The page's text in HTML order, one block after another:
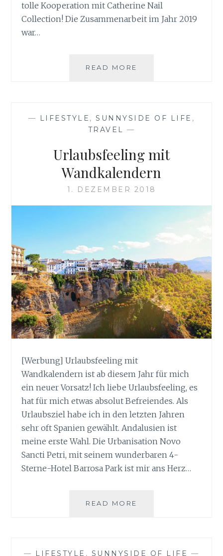
tolle Kooperation mit Catherine Nail
Collection! Die Zusammenarbeit im Jahr 2019
war…
READ MORE
3
— LIFESTYLE ,SUNNYSIDE OF LIFE ,
TRAVEL —
Urlaubsfeeling mit
Wandkalendern
1. DEZEMBER 2018
[Werbung] Urlaubsfeeling mit
Wandkalendern ist ab diesem Jahr für mich
ein neuer Vorsatz! Ich liebe Urlaubsfeeling, es
hat für mich etwas absolut Befreiendes. Als
Urlaubsziel habe ich in den letzten Jahren
sehr oft Spanien gewählt. Andalusien ist
meine erste Wahl. Die Urbanisation Novo
Sancti Petri, mit seinem wunderbaren 4-
Sterne-Hotel Barrosa Park ist mir ans Herz…
READ MORE
— LIFESTYLE , SUNNYSIDE OF LIFE —